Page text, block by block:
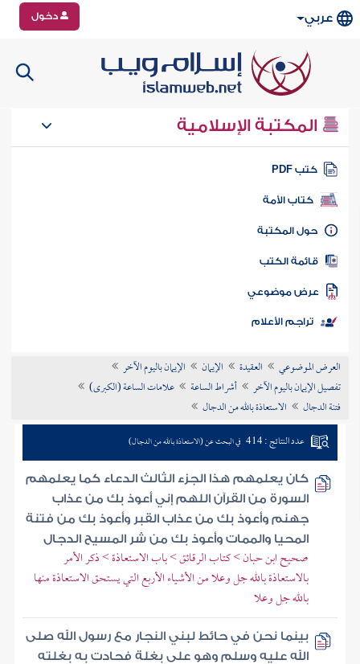
عربي دخول
المكتبة الإسلامية
كتب PDF
كتاب الأمة
المكتبة
الكتب
موضوعي
تراجم الأعلام
العرض الموضوعي العقيدة الإيمان
الإيمان باليوم الآخر
تفصيل الإيمان باليوم الآخر
أشراط الساعة
علامات الساعة (الكبرى)
فتنة الدجال
الاستعاذة بالله من الدجال
عدد النتائج : 414 في البحث عن (الاستعاذة بالله من الدجال)
كان يعلمهم هذا الجزء الثالث الدعاء كما يعلمهم
السورة من القرآن اللهم إني أعوذ بك من عذاب
جهنم وأعوذ بك من عذاب القبر وأعوذ بك من فتنة
المحيا والممات وأعوذ بك من شر المسيح الدجال
صحيح ابن حبان > كتاب الرقائق > باب الاستعاذة > ذكر الأمر
بالاستعاذة بالله جل وعلا من الأشياء الأربع التي يستحق الاستعاذة منها
بالله جل وعلا
بينما نحن في حائط لبني النجار مع رسول الله صلى
الله عليه وسلم وهو على بغلة فحادت به بغلته